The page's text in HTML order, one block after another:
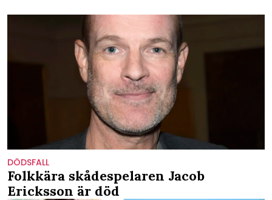
DÖDSFALL
Folkkära skådespelaren Jacob
Ericksson är död